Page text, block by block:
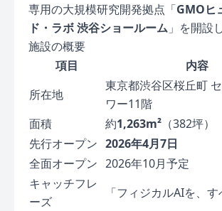
専用の大規模研究開発拠点「GMOヒ
ド・ラボ 渋谷ショールーム 」を開設
施設の概要
項目
内容
所在地
東京都渋谷区桜丘町
ワー11階
面積
約1,263m² （382坪）
先行オープン 2026年4月7日
全面オープン 2026年10月予定
キャッチフレ
ーズ
「フィジカルAIを、す